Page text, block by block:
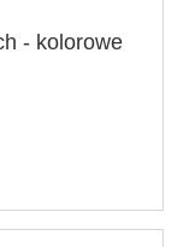
- kolorowe